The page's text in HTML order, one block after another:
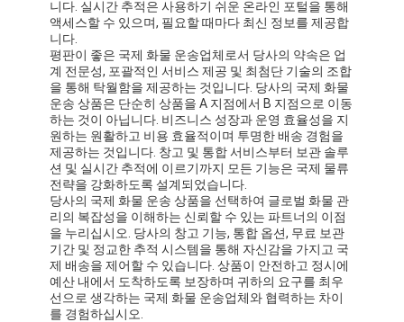
홈
제품 소개
회사 소개
공장 투어
품질 관리
니다. 실시간 추적은 사용하기 쉬운 온라인 포털을 통해
액세스할 수 있으며, 필요할 때마다 최신 정보를 제공합
니다.
평판이 좋은 국제 화물 운송업체로서 당사의 약속은 업
계 전문성, 포괄적인 서비스 제공 및 최첨단 기술의 조합
을 통해 탁월함을 제공하는 것입니다. 당사의 국제 화물
운송 상품은 단순히 상품을 A 지점에서 B 지점으로 이동
하는 것이 아닙니다. 비즈니스 성장과 운영 효율성을 지
원하는 원활하고 비용 효율적이며 투명한 배송 경험을
제공하는 것입니다. 창고 및 통합 서비스부터 보관 솔루
션 및 실시간 추적에 이르기까지 모든 기능은 국제 물류
전략을 강화하도록 설계되었습니다.
당사의 국제 화물 운송 상품을 선택하여 글로벌 화물 관
리의 복잡성을 이해하는 신뢰할 수 있는 파트너의 이점
을 누리십시오. 당사의 창고 기능, 통합 옵션, 무료 보관
기간 및 정교한 추적 시스템을 통해 자신감을 가지고 국
제 배송을 제어할 수 있습니다. 상품이 안전하고 정시에
예산 내에서 도착하도록 보장하며 귀하의 요구를 최우
선으로 생각하는 국제 화물 운송업체와 협력하는 차이
를 경험하십시오.